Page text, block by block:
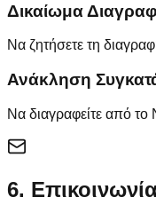
Δικαίωμα
Να ζητήσετε τη
Ανάκληση
Να διαγραφείτε από
6.